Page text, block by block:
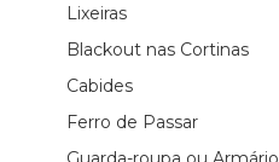
Lixeiras
Blackout nas Cortinas
Cabides
Ferro de Passar